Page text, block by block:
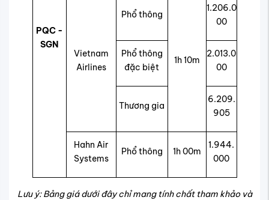
PQC -
SGN
Vietnam
Airlines
Phổ thông
1h 10m
1.206.0
00
Phổ thông
đặc biệt
2.013.0
00
Thương gia
6.209.
905
Hahn Air
Systems
Phổ thông 1h 00m
1.944.
000
Lưu ý: Bảng giá dưới đây chỉ mang tính chất tham khảo và